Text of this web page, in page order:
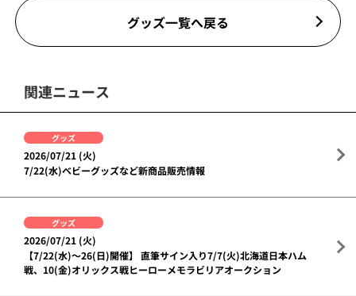
グッズ一覧へ戻る
関連ニュース
グッズ
2026/07/21 (火)
7/22(水)ベビーグッズなど新商品販売情報
グッズ
2026/07/21 (火)
【7/22(水)～26(日)開催】 直筆サイン入り7/7(火)北海道日本ハム
戦、10(金)オリックス戦ヒーローメモラビリアオークション